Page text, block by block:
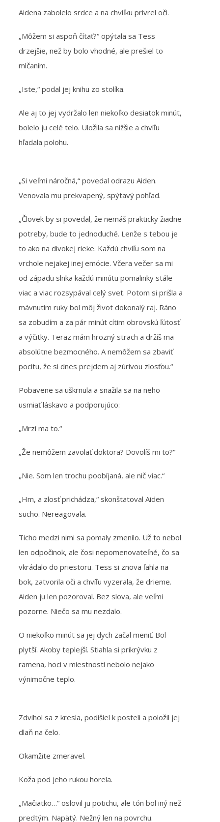
Aidena zabolelo srdce a na chvíľku privrel oči.
„Môžem si aspoň čítať?“ opýtala sa Tess
drzejšie, než by bolo vhodné, ale prešiel to
mlčaním.
„Iste,“ podal jej knihu zo stolíka.
Ale aj to jej vydržalo len niekoľko desiatok minút,
bolelo ju celé telo. Uložila sa nižšie a chvíľu
hľadala polohu.
„Si veľmi náročná,“ povedal odrazu Aiden.
Venovala mu prekvapený, spýtavý pohľad.
„Človek by si povedal, že nemáš prakticky žiadne
potreby, bude to jednoduché. Lenže s tebou je
to ako na divokej rieke. Každú chvíľu som na
vrchole nejakej inej emócie. Včera večer sa mi
od západu slnka každú minútu pomalinky stále
viac a viac rozsypával celý svet. Potom si prišla a
mávnutím ruky bol môj život dokonalý raj. Ráno
sa zobudím a za pár minút cítim obrovskú ľútosť
a výčitky. Teraz mám hrozný strach a držíš ma
absolútne bezmocného. A nemôžem sa zbaviť
pocitu, že si dnes prejdem aj zúrivou zlosťou.“
Pobavene sa uškrnula a snažila sa na neho
usmiať láskavo a podporujúco:
„Mrzí ma to.“
„Že nemôžem zavolať doktora? Dovolíš mi to?“
„Nie. Som len trochu poobíjaná, ale nič viac.“
„Hm, a zlosť prichádza,“ skonštatoval Aiden
sucho. Nereagovala.
Ticho medzi nimi sa pomaly zmenilo. Už to nebol
len odpočinok, ale čosi nepomenovateľné, čo sa
vkrádalo do priestoru. Tess si znova ľahla na
bok, zatvorila oči a chvíľu vyzerala, že drieme.
Aiden ju len pozoroval. Bez slova, ale veľmi
pozorne. Niečo sa mu nezdalo.
O niekoľko minút sa jej dych začal meniť. Bol
plytší. Akoby teplejší. Stiahla si prikrývku z
ramena, hoci v miestnosti nebolo nejako
výnimočne teplo.
Zdvihol sa z kresla, podišiel k posteli a položil jej
dlaň na čelo.
Okamžite zmeravel.
Koža pod jeho rukou horela.
„Mačiatko…“ oslovil ju potichu, ale tón bol iný než
predtým. Napätý. Nežný len na povrchu.